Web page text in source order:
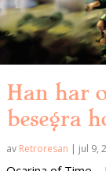
Han har
besegra
av Retroresan | jul 9,